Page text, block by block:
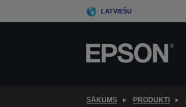
to
LATVIEŠU
SĀKUMS PRODUKTI